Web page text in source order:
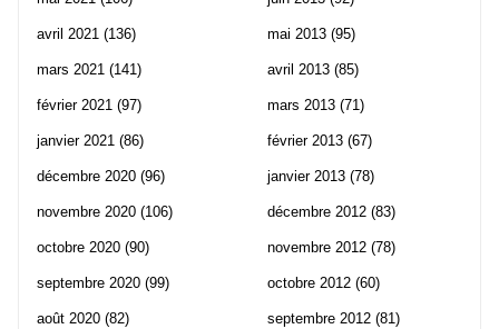
avril 2021 (136)
mars 2021 (141)
février 2021 (97)
janvier 2021 (86)
décembre 2020 (96)
novembre 2020 (106)
octobre 2020 (90)
septembre 2020 (99)
août 2020 (82)
mai 2013 (95)
avril 2013 (85)
mars 2013 (71)
février 2013 (67)
janvier 2013 (78)
décembre 2012 (83)
novembre 2012 (78)
octobre 2012 (60)
septembre 2012 (81)